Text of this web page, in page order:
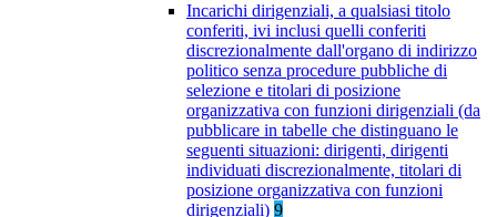
Incarichi dirigenziali, a qualsiasi titolo
conferiti, ivi inclusi quelli conferiti
discrezionalmente dall'organo di indirizzo
politico senza procedure pubbliche di
selezione e titolari di posizione
organizzativa con funzioni dirigenziali (da
pubblicare in tabelle che distinguano le
seguenti situazioni: dirigenti, dirigenti
individuati discrezionalmente, titolari di
posizione organizzativa con funzioni
dirigenziali) 9